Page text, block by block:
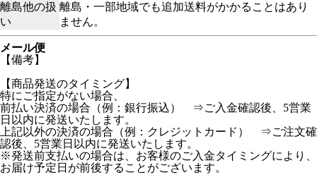
離島他の扱
い
離島・一部地域でも追加送料がかかることはあり
ません。
メール便
【備考】
【商品発送のタイミング】
特にご指定がない場合、
前払い決済の場合（例：銀行振込） ⇒ご入金確認後、5営業
日以内に発送いたします。
上記以外の決済の場合（例：クレジットカード） ⇒ご注文確
認後、5営業日以内に発送いたします。
※発送前支払いの場合は、お客様のご入金タイミングにより、
お届け予定日が前後することがございます。